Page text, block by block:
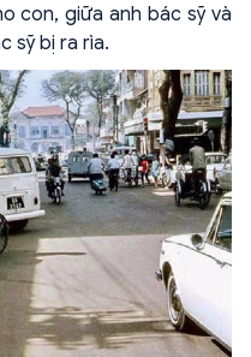
con, giữa anh bác sỹ và
sỹ bị ra rìa.